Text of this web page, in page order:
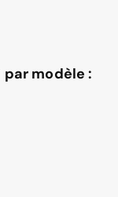
modèle :